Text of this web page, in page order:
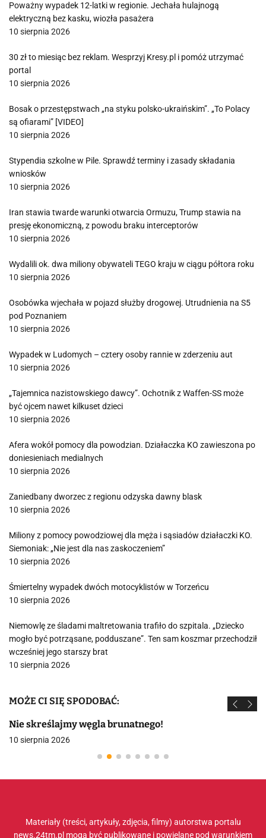
Poważny wypadek 12-latki w regionie. Jechała hulajnogą
elektryczną bez kasku, wiozła pasażera
10 sierpnia 2026
30 zł to miesiąc bez reklam. Wesprzyj Kresy.pl i pomóż utrzymać
portal
10 sierpnia 2026
Bosak o przestępstwach „na styku polsko-ukraińskim”. „To Polacy
są ofiarami” [VIDEO]
10 sierpnia 2026
Stypendia szkolne w Pile. Sprawdź terminy i zasady składania
wniosków
10 sierpnia 2026
Iran stawia twarde warunki otwarcia Ormuzu, Trump stawia na
presję ekonomiczną, z powodu braku interceptorów
10 sierpnia 2026
Wydalili ok. dwa miliony obywateli TEGO kraju w ciągu półtora roku
10 sierpnia 2026
Osobówka wjechała w pojazd służby drogowej. Utrudnienia na S5
pod Poznaniem
10 sierpnia 2026
Wypadek w Ludomych – cztery osoby rannie w zderzeniu aut
10 sierpnia 2026
„Tajemnica nazistowskiego dawcy”. Ochotnik z Waffen-SS może
być ojcem nawet kilkuset dzieci
10 sierpnia 2026
Afera wokół pomocy dla powodzian. Działaczka KO zawieszona po
doniesieniach medialnych
10 sierpnia 2026
Zaniedbany dworzec z regionu odzyska dawny blask
10 sierpnia 2026
Miliony z pomocy powodziowej dla męża i sąsiadów działaczki KO.
Siemoniak: „Nie jest dla nas zaskoczeniem”
10 sierpnia 2026
Śmiertelny wypadek dwóch motocyklistów w Torzeńcu
10 sierpnia 2026
Niemowlę ze śladami maltretowania trafiło do szpitala. „Dziecko
mogło być potrząsane, podduszane”. Ten sam koszmar przechodził
wcześniej jego starszy brat
10 sierpnia 2026
MOŻE CI SIĘ SPODOBAĆ:
Nie skreślajmy węgla brunatnego!
10 sierpnia 2026
Materiały (treści, artykuły, zdjęcia, filmy) autorstwa portalu
news.24tm.pl mogą być publikowane i powielane pod warunkiem